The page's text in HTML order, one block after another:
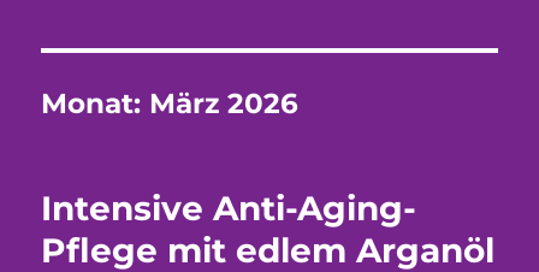
Monat: März 2026
Intensive Anti-Aging-
Pflege mit edlem Arganöl